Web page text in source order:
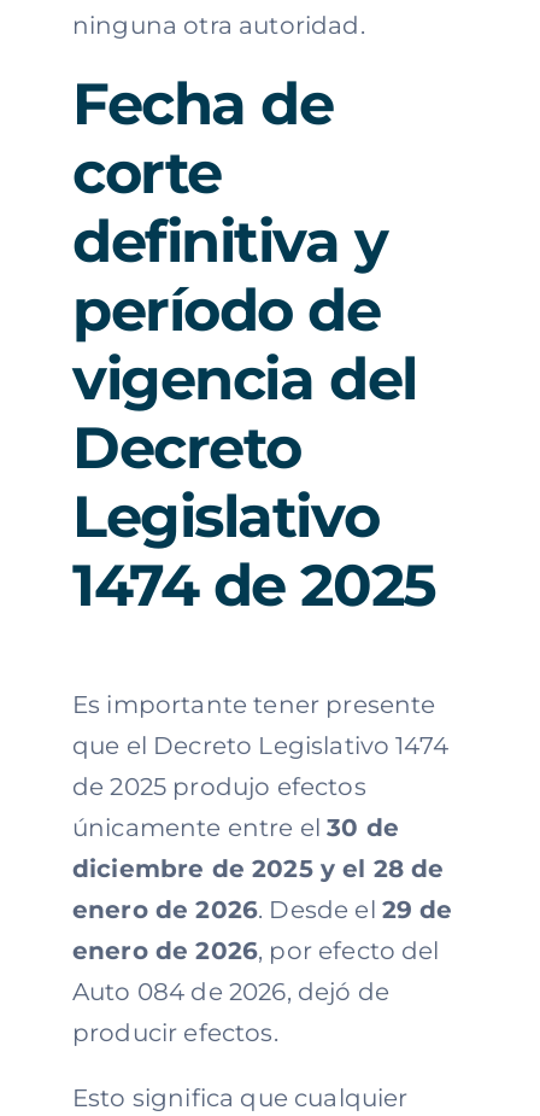
ninguna otra autoridad.
Fecha de
corte
definitiva y
período de
vigencia del
Decreto
Legislativo
1474 de 2025
Es importante tener presente
que el Decreto Legislativo 1474
de 2025 produjo efectos
únicamente entre el30 de
diciembre de 2025 y el 28 de
enero de 2026. Desde el 29 de
enero de 2026, por efecto del
Auto 084 de 2026, dejó de
producir efectos.
Esto significa que cualquier